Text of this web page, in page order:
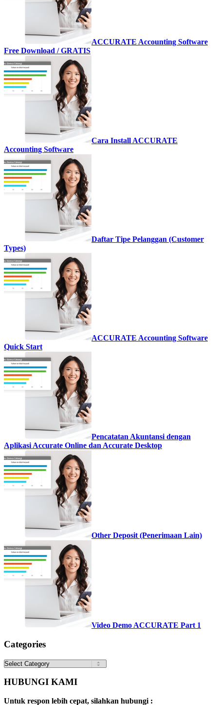
ACCURATE Accounting Software
Free Download / GRATIS
Cara Install ACCURATE
Accounting Software
Daftar Tipe Pelanggan (Customer
Types)
ACCURATE Accounting Software
Quick Start
Pencatatan Akuntansi dengan
Aplikasi Accurate Online dan Accurate Desktop
Other Deposit (Penerimaan Lain)
Video Demo ACCURATE Part 1
Categories
Categories
HUBUNGI KAMI
Untuk respon lebih cepat, silahkan hubungi :